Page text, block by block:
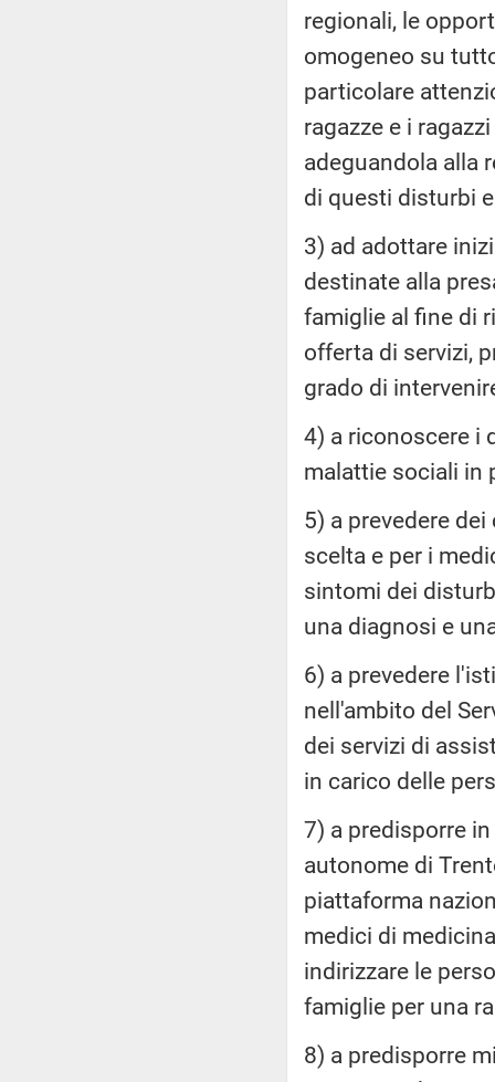
regionali, le
omogeneo su
particolare
ragazze e i
adeguandola alla
di questi disturbi
3) ad adottare
destinate alla
famiglie al fine di
offerta di servizi,
grado di
4) a riconoscere i
malattie sociali in
5) a prevedere
scelta e per i
sintomi dei
una diagnosi e
6) a prevedere
nell'ambito del
dei servizi di
in carico delle
7) a predisporre
autonome di
piattaforma
medici di
indirizzare le
famiglie per una
8) a predisporre